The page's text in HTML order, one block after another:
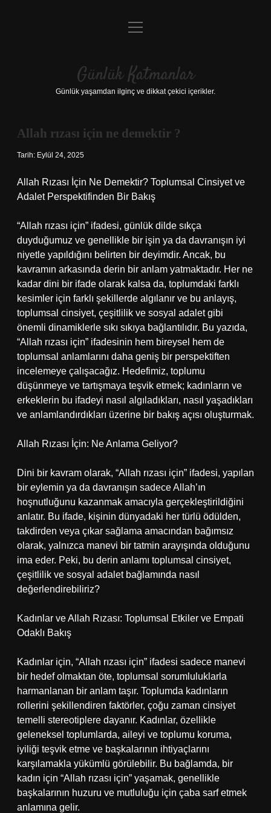
Anasayfa
Yasal Uyarı
menüyü
Günlük Katmanlar
Günlük yaşamdan ilginç ve dikkat çekici içerikler.
Allah rızası için ne demektir ?
Tarih: Eylül 24, 2025
Allah Rızası İçin Ne Demektir? Toplumsal Cinsiyet ve
Adalet Perspektifinden Bir Bakış
“Allah rızası için” ifadesi, günlük dilde sıkça
duyduğumuz ve genellikle bir işin ya da davranışın iyi
niyetle yapıldığını belirten bir deyimdir. Ancak, bu
kavramın arkasında derin bir anlam yatmaktadır. Her ne
kadar dini bir ifade olarak kalsa da, toplumdaki farklı
kesimler için farklı şekillerde algılanır ve bu anlayış,
toplumsal cinsiyet, çeşitlilik ve sosyal adalet gibi
önemli dinamiklerle sıkı sıkıya bağlantılıdır. Bu yazıda,
“Allah rızası için” ifadesinin hem bireysel hem de
toplumsal anlamlarını daha geniş bir perspektiften
incelemeye çalışacağız. Hedefimiz, toplumu
düşünmeye ve tartışmaya teşvik etmek; kadınların ve
erkeklerin bu ifadeyi nasıl algıladıkları, nasıl yaşadıkları
ve anlamlandırdıkları üzerine bir bakış açısı oluşturmak.
Allah Rızası İçin: Ne Anlama Geliyor?
Dini bir kavram olarak, “Allah rızası için” ifadesi, yapılan
bir eylemin ya da davranışın sadece Allah’ın
hoşnutluğunu kazanmak amacıyla gerçekleştirildiğini
anlatır. Bu ifade, kişinin dünyadaki her türlü ödülden,
takdirden veya çıkar sağlama amacından bağımsız
olarak, yalnızca manevi bir tatmin arayışında olduğunu
ima eder. Peki, bu derin anlamı toplumsal cinsiyet,
çeşitlilik ve sosyal adalet bağlamında nasıl
değerlendirebiliriz?
Kadınlar ve Allah Rızası: Toplumsal Etkiler ve Empati
Odaklı Bakış
Kadınlar için, “Allah rızası için” ifadesi sadece manevi
bir hedef olmaktan öte, toplumsal sorumluluklarla
harmanlanan bir anlam taşır. Toplumda kadınların
rollerini şekillendiren faktörler, çoğu zaman cinsiyet
temelli stereotiplere dayanır. Kadınlar, özellikle
geleneksel toplumlarda, aileyi ve toplumu koruma,
iyiliği teşvik etme ve başkalarının ihtiyaçlarını
karşılamakla yükümlü görülebilir. Bu bağlamda, bir
kadın için “Allah rızası için” yaşamak, genellikle
başkalarının huzuru ve mutluluğu için çaba sarf etmek
anlamına gelir.